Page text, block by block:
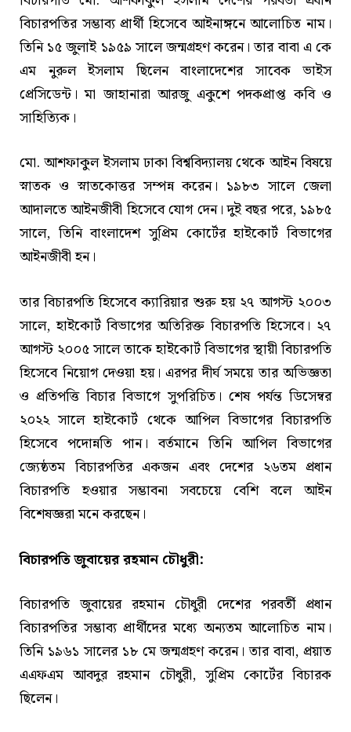
বিচারপতির সম্ভাব্য প্রার্থী হিসেবে আইনাঙ্গনে আলোচিত নাম।
তিনি ১৫ জুলাই ১৯৫৯ সালে জন্মগ্রহণ করেন। তার বাবা এ কে
এম নুরুল ইসলাম ছিলেন বাংলাদেশের সাবেক ভাইস
প্রেসিডেন্ট। মা জাহানারা আরজু একুশে পদকপ্রাপ্ত কবি ও
সাহিত্যিক।
মো. আশফাকুল ইসলাম ঢাকা বিশ্ববিদ্যালয় থেকে আইন বিষয়ে
স্নাতক ও স্নাতকোত্তর সম্পন্ন করেন। ১৯৮৩ সালে জেলা
আদালতে আইনজীবী হিসেবে যোগ দেন। দুই বছর পরে, ১৯৮৫
সালে, তিনি বাংলাদেশ সুপ্রিম কোর্টের হাইকোর্ট বিভাগের
আইনজীবী হন।
তার বিচারপতি হিসেবে ক্যারিয়ার শুরু হয় ২৭ আগস্ট ২০০৩
সালে, হাইকোর্ট বিভাগের অতিরিক্ত বিচারপতি হিসেবে। ২৭
আগস্ট ২০০৫ সালে তাকে হাইকোর্ট বিভাগের স্থায়ী বিচারপতি
হিসেবে নিয়োগ দেওয়া হয়। এরপর দীর্ঘ সময়ে তার অভিজ্ঞতা
ও প্রতিপত্তি বিচার বিভাগে সুপরিচিত। শেষ পর্যন্ত ডিসেম্বর
২০২২ সালে হাইকোর্ট থেকে আপিল বিভাগের বিচারপতি
হিসেবে পদোন্নতি পান। বর্তমানে তিনি আপিল বিভাগের
জ্যেষ্ঠতম বিচারপতির একজন এবং দেশের ২৬তম প্রধান
বিচারপতি হওয়ার সম্ভাবনা সবচেয়ে বেশি বলে আইন
বিশেষজ্ঞরা মনে করছেন।
বিচারপতি জুবায়ের রহমান চৌধুরী:
বিচারপতি জুবায়ের রহমান চৌধুরী দেশের পরবর্তী প্রধান
বিচারপতির সম্ভাব্য প্রার্থীদের মধ্যে অন্যতম আলোচিত নাম।
তিনি ১৯৬১ সালের ১৮ মে জন্মগ্রহণ করেন। তার বাবা, প্রয়াত
এএফএম আবদুর রহমান চৌধুরী, সুপ্রিম কোর্টের বিচারক
ছিলেন।